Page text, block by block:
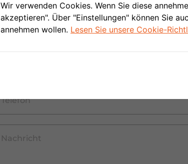
Wir verwenden Cookies. Wenn Sie diese
akzeptieren". Über "Einstellungen" können Sie
annehmen wollen. Lesen Sie unsere Cookie-